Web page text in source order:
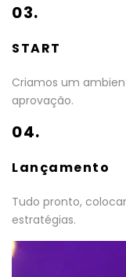
03.
START
Criamos um
aprovação.
04.
Lançamento
Tudo pronto,
estratégias.